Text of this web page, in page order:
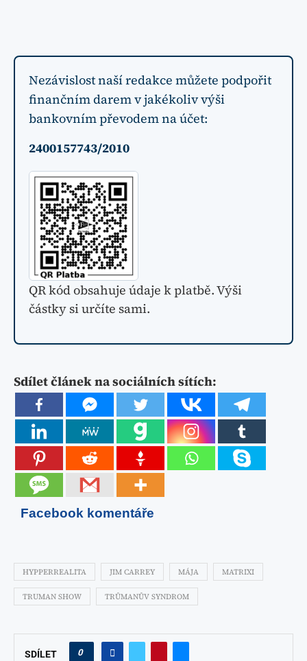
Nezávislost naší redakce můžete podpořit
finančním darem v jakékoliv výši
bankovním převodem na účet:
2400157743/2010
QR kód obsahuje údaje k platbě. Výši
částky si určíte sami.
Sdílet článek na sociálních sítích:
Facebook komentáře
HYPPERREALITA JIM CARREY MÁJA MATRIXI
TRUMAN SHOW TRŮMANŮV SYNDROM
SDÍLET 0